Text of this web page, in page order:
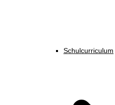
Schulcurriculum